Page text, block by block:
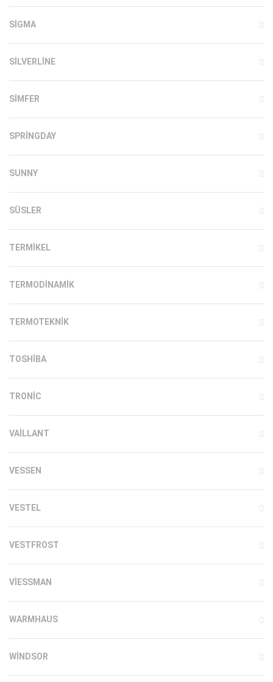
SIGMA
SILVERLINE
SIMFER
SPRINGDAY
SUNNY
SÜSLER
TERMIKEL
TERMODINAMIK
TERMOTEKNIK
TOSHIBA
TRONIC
VAILLANT
VESSEN
VESTEL
VESTFROST
VIESSMAN
WARMHAUS
WINDSOR